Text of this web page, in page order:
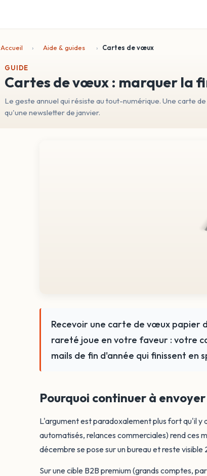
Accueil Aide & guides Cartes de vœux
GUIDE
Cartes de vœux : marquer la
Le geste annuel qui résiste au tout-numérique. Une carte
qu'une newsletter de janvier.
Recevoir une carte de vœux papier
rareté joue en votre faveur : votre
mails de fin d'année qui finissent en
Pourquoi continuer à
L'argument est paradoxalement plus fort qu'il
automatisés, relances commerciales) rend ces
décembre se pose sur un bureau et reste visible
Sur une cible B2B premium (grands comptes,